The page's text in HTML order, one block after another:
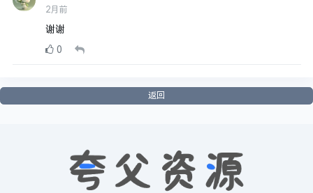
2月前
谢谢
0
返回